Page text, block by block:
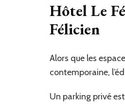
Hôtel Le
Félicien
Alors que les
contemporaine,
Un parking privé